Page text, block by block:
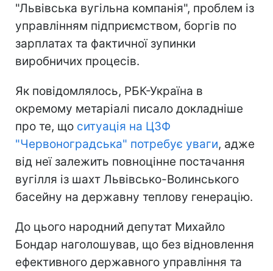
"Львівська вугільна компанія", проблем із
управлінням підприємством, боргів по
зарплатах та фактичної зупинки
виробничих процесів.
Як повідомлялось, РБК-Україна в
окремому метаріалі писало докладніше
про те, що ситуація на ЦЗФ
"Червоноградська" потребує уваги, адже
від неї залежить повноцінне постачання
вугілля із шахт Львівсько-Волинського
басейну на державну теплову генерацію.
До цього народний депутат Михайло
Бондар наголошував, що без відновлення
ефективного державного управління та